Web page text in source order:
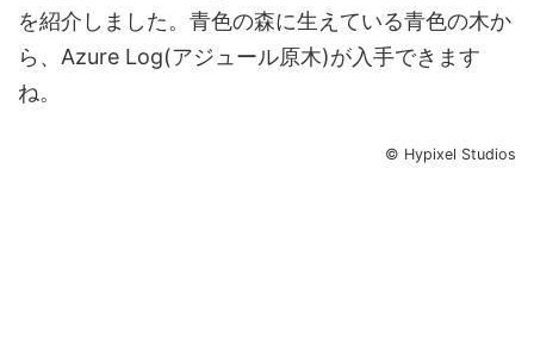
を紹介しました。青色の森に生えている青色の木か
ら、Azure Log(アジュール原木)が入手できます
ね。
© Hypixel Studios